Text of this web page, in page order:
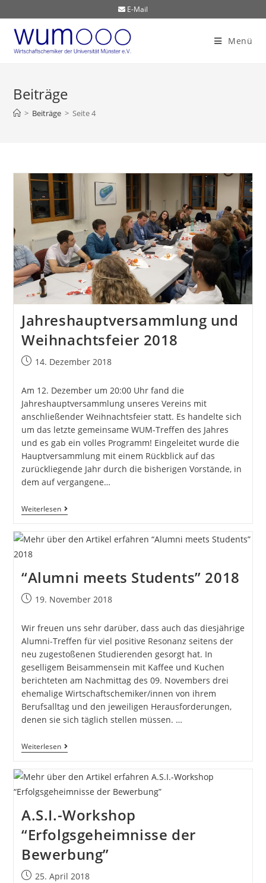
E-Mail
Menü
Beiträge
> Beiträge > Seite 4
Jahreshauptversammlung und
Weihnachtsfeier 2018
14. Dezember 2018
Am 12. Dezember um 20:00 Uhr fand die
Jahreshauptversammlung unseres Vereins mit
anschließender Weihnachtsfeier statt. Es handelte sich
um das letzte gemeinsame WUM-Treffen des Jahres
und es gab ein volles Programm! Eingeleitet wurde die
Hauptversammlung mit einem Rückblick auf das
zurückliegende Jahr durch die bisherigen Vorstände, in
dem auf vergangene…
Weiterlesen
“Alumni meets Students” 2018
19. November 2018
Wir freuen uns sehr darüber, dass auch das diesjährige
Alumni-Treffen für viel positive Resonanz seitens der
neu zugestoßenen Studierenden gesorgt hat. In
geselligem Beisammensein mit Kaffee und Kuchen
berichteten am Nachmittag des 09. Novembers drei
ehemalige Wirtschaftschemiker/innen von ihrem
Berufsalltag und den jeweiligen Herausforderungen,
denen sie sich täglich stellen müssen. …
Weiterlesen
A.S.I.-Workshop
“Erfolgsgeheimnisse der
Bewerbung”
25. April 2018